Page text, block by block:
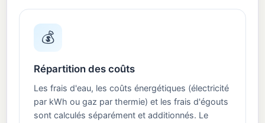
💰
Répartition des coûts
Les frais d'eau, les coûts énergétiques (électricité
par kWh ou gaz par thermie) et les frais d'égouts
sont calculés séparément et additionnés. Le